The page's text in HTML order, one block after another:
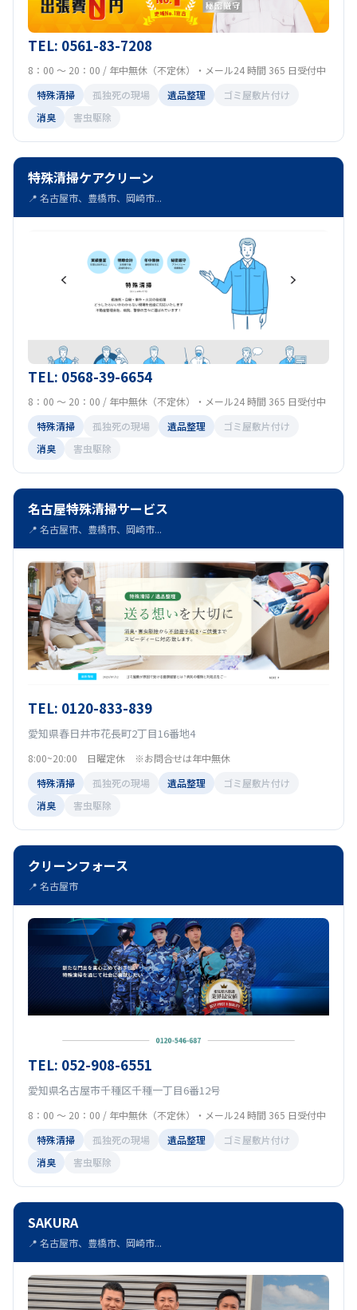
TEL: 0561-83-7208
8：00 ～ 20：00 / 年中無休（不定休）・メール24 時間 365 日受付中
特殊清掃
孤独死の現場 遺品整理
ゴミ屋敷片付け
消臭
害虫駆除
特殊清掃ケアクリーン
📍 名古屋市、豊橋市、岡崎市...
TEL: 0568-39-6654
8：00 ～ 20：00 / 年中無休（不定休）・メール24 時間 365 日受付中
特殊清掃
孤独死の現場 遺品整理
ゴミ屋敷片付け
消臭
害虫駆除
名古屋特殊清掃サービス
📍 名古屋市、豊橋市、岡崎市...
TEL: 0120-833-839
愛知県春日井市花長町2丁目16番地4
8:00~20:00 日曜定休 ※お問合せは年中無休
特殊清掃
孤独死の現場 遺品整理
ゴミ屋敷片付け
消臭
害虫駆除
クリーンフォース
📍 名古屋市
TEL: 052-908-6551
愛知県名古屋市千種区千種一丁目6番12号
8：00 ～ 20：00 / 年中無休（不定休）・メール24 時間 365 日受付中
特殊清掃
孤独死の現場 遺品整理
ゴミ屋敷片付け
消臭
害虫駆除
SAKURA
📍 名古屋市、豊橋市、岡崎市...